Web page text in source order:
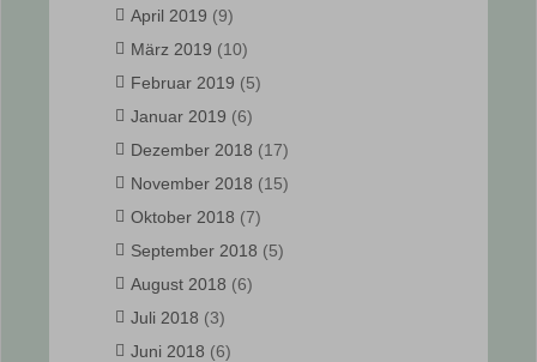
April 2019 (9)
März 2019 (10)
Februar 2019 (5)
Januar 2019 (6)
Dezember 2018 (17)
November 2018 (15)
Oktober 2018 (7)
September 2018 (5)
August 2018 (6)
Juli 2018 (3)
Juni 2018 (6)